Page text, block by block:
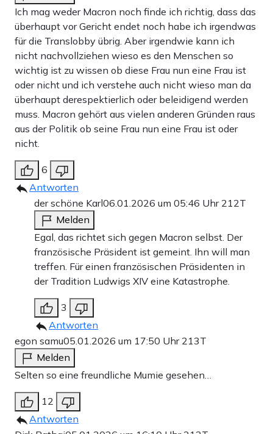
Ich mag weder Macron noch finde ich richtig, dass das
überhaupt vor Gericht endet noch habe ich irgendwas
für die Translobby übrig. Aber irgendwie kann ich
nicht nachvollziehen wieso es den Menschen so
wichtig ist zu wissen ob diese Frau nun eine Frau ist
oder nicht und ich verstehe auch nicht wieso man da
überhaupt derespektierlich oder beleidigend werden
muss. Macron gehört aus vielen anderen Gründen raus
aus der Politik ob seine Frau nun eine Frau ist oder
nicht.
6
Antworten
der schöne Karl06.01.2026 um 05:46 Uhr 212T
Melden
Egal, das richtet sich gegen Macron selbst. Der
französische Präsident ist gemeint. Ihn will man
treffen. Für einen französischen Präsidenten in
der Tradition Ludwigs XIV eine Katastrophe.
3
Antworten
egon samu05.01.2026 um 17:50 Uhr 213T
Melden
Selten so eine freundliche Mumie gesehen…
12
Antworten